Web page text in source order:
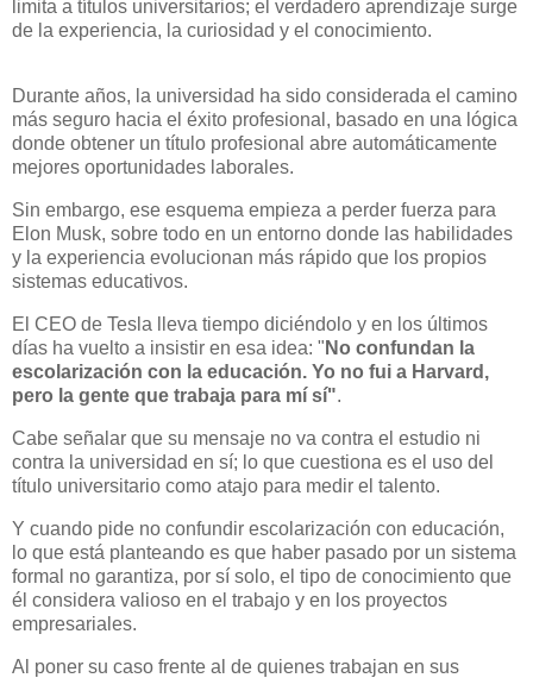
limita a títulos universitarios; el verdadero aprendizaje surge
de la experiencia, la curiosidad y el conocimiento.
Durante años, la universidad ha sido considerada el camino
más seguro hacia el éxito profesional, basado en una lógica
donde obtener un título profesional abre automáticamente
mejores oportunidades laborales.
Sin embargo, ese esquema empieza a perder fuerza para
Elon Musk, sobre todo en un entorno donde las habilidades
y la experiencia evolucionan más rápido que los propios
sistemas educativos.
El CEO de Tesla lleva tiempo diciéndolo y en los últimos
días ha vuelto a insistir en esa idea: " No confundan la
escolarización con la educación. Yo no fui a Harvard,
pero la gente que trabaja para mí sí".
Cabe señalar que su mensaje no va contra el estudio ni
contra la universidad en sí; lo que cuestiona es el uso del
título universitario como atajo para medir el talento.
Y cuando pide no confundir escolarización con educación,
lo que está planteando es que haber pasado por un sistema
formal no garantiza, por sí solo, el tipo de conocimiento que
él considera valioso en el trabajo y en los proyectos
empresariales.
Al poner su caso frente al de quienes trabajan en sus